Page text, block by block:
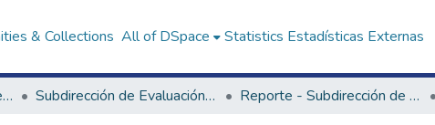
& Collections All of DSpace Statistics Estadísticas Externas
Centro de Evaluación de Tecnologías en Salud Subdirección de Evaluación de Tecnologías Sanitarias Reporte - Subdirección de Evaluación de Tecnologías Sanitarias